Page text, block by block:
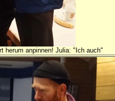
herum anpinnen! Julia: "Ich auch"